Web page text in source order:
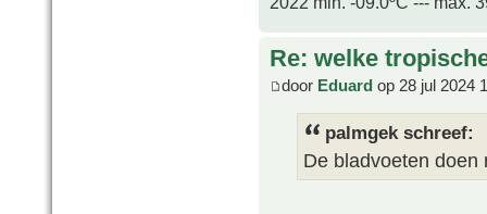
Re: welke
door Eduard op 28 jul 2024
palmgek schreef:
De bladvoeten doen